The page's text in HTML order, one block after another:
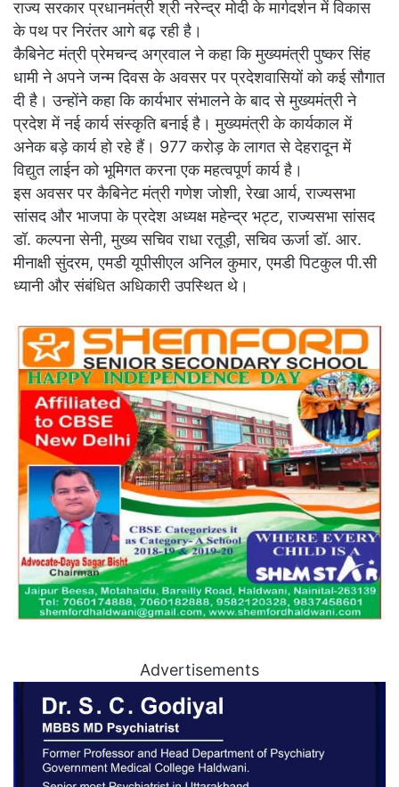
राज्य सरकार प्रधानमंत्री श्री नरेन्द्र मोदी के मार्गदर्शन में विकास
के पथ पर निरंतर आगे बढ़ रही है।
कैबिनेट मंत्री प्रेमचन्द अग्रवाल ने कहा कि मुख्यमंत्री पुष्कर सिंह
धामी ने अपने जन्म दिवस के अवसर पर प्रदेशवासियों को कई सौगात
दी है। उन्होंने कहा कि कार्यभार संभालने के बाद से मुख्यमंत्री ने
प्रदेश में नई कार्य संस्कृति बनाई है। मुख्यमंत्री के कार्यकाल में
अनेक बड़े कार्य हो रहे हैं। 977 करोड़ के लागत से देहरादून में
विद्युत लाईन को भूमिगत करना एक महत्वपूर्ण कार्य है।
इस अवसर पर कैबिनेट मंत्री गणेश जोशी, रेखा आर्य, राज्यसभा
सांसद और भाजपा के प्रदेश अध्यक्ष महेन्द्र भट्ट, राज्यसभा सांसद
डॉ. कल्पना सेनी, मुख्य सचिव राधा रतूड़ी, सचिव ऊर्जा डॉ. आर.
मीनाक्षी सुंदरम, एमडी यूपीसीएल अनिल कुमार, एमडी पिटकुल पी.सी
ध्यानी और संबंधित अधिकारी उपस्थित थे।
Advertisements